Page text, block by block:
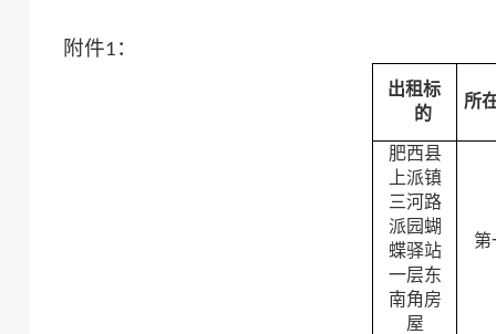
附件1 ：
出租标
的
所
肥西县
上派镇
三河路
派园蝴
蝶驿站
一层东
南角房
屋
第